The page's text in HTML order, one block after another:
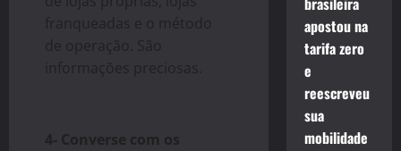
franqueadas e o método
de operação. São
informações preciosas.
4- Converse com os
apostou na
tarifa zero
e
reescreveu
sua
mobilidade